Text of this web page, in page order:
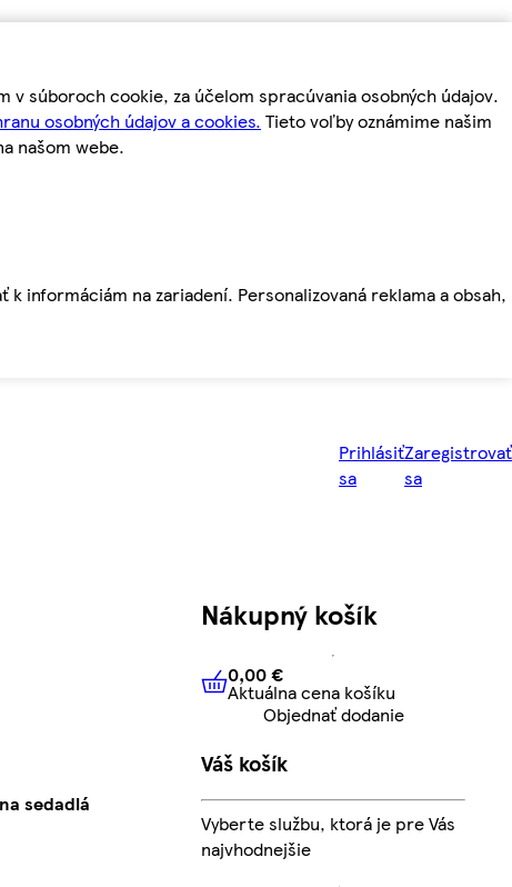
súboroch cookie, za účelom spracúvania osobných údajov.
osobných údajov a cookies. Tieto voľby oznámime našim
našom webe.
informáciám na zariadení. Personalizovaná reklama a obsah,
Prihlásiť
sa
Zaregistrovať
sa
sedadlá
Nákupný košík
0,00 € Aktuálna cena košíku
0,00 €
Aktuálna cena košíku
Objednať dodanie
Váš košík
Vyberte službu, ktorá je pre Vás
najvhodnejšie